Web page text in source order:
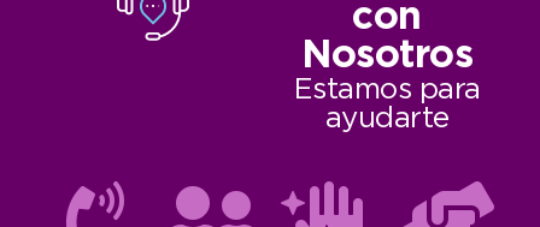
con
Nosotros
Estamos para
ayudarte